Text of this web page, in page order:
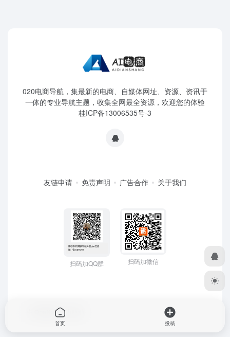
020电商导航，集最新的电商、自媒体网址、资源、资讯于
一体的专业导航主题，收集全网最全资源，欢迎您的体验
桂ICP备13006535号-3
友链申请 免责声明 广告合作 关于我们
扫码加QQ群 扫码加微信
OneNav强力驱动
首页 投稿